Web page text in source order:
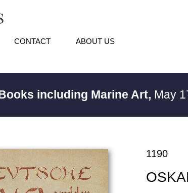
CONTACT ABOUT US
including Marine Art, May
1190